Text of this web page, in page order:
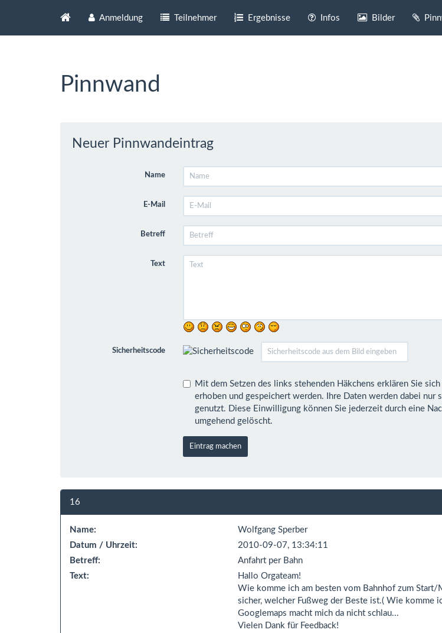
Anmeldung Teilnehmer Ergebnisse Infos Bilder
Pinnwand
Neuer Pinnwandeintrag
Name
E-Mail
Betreff
Text
Sicherheitscode
Mit dem Setzen des links stehenden Häkchens erklären Sie sich einverstanden, dass die von Ihnen
erhoben und gespeichert werden. Ihre Daten werden dabei nur streng zweckgebunden zur Bearbeitung und Beantwortung Ihrer Anfrage
genutzt. Diese Einwilligung können Sie jederzeit durch eine Nachricht an uns widerrufen. Im Falle des Widerrufs werden Ihre Daten
umgehend gelöscht.
Eintrag machen
16
Name:
Wolfgang Sperber
Datum / Uhrzeit:
2010-09-07, 13:34:11
Betreff:
Anfahrt per Bahn
Text:
Hallo Orgateam!
Wie komme ich am besten vom Bahnhof zum
sicher, welcher Fußweg der Beste ist.( Wie komme
Googlemaps macht mich da nicht schlau...
Vielen Dank für Feedback!